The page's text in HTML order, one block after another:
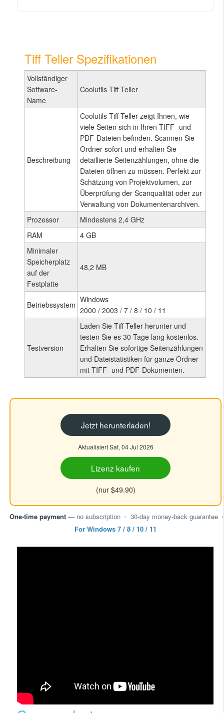
Tiff Teller Spezifikationen
Vollständiger
Software-
Name
Coolutils Tiff Teller
Beschreibung
Coolutils Tiff Teller zeigt Ihnen, wie
viele Seiten sich in Ihren TIFF- und
PDF-Dateien befinden. Scannen Sie
Ordner sofort und erhalten Sie
detaillierte Seitenzählungen, ohne die
Dateien öffnen zu müssen. Perfekt zur
Schätzung von Projektvolumen, zur
Überprüfung der Scanqualität oder zur
Verwaltung von Dokumentenarchiven.
Prozessor
Mindestens 2,4 GHz
RAM
4 GB
Minimaler
Speicherplatz
auf der
Festplatte
48,2 MB
Betriebssystem
Windows
2000 / 2003 / 7 / 8 / 10 / 11
Testversion
Laden Sie Tiff Teller herunter und
testen Sie es 30 Tage lang kostenlos.
Erhalten Sie sofortige Seitenzählungen
und Dateistatistiken für ganze Ordner
mit TIFF- und PDF-Dokumenten.
Jetzt herunterladen!
Aktualisiert Sat, 04 Jul 2026
Lizenz kaufen
(nur $49.90)
One-time payment — no subscription • 30-day money-back guarantee •
For Windows 7 / 8 / 10 / 11